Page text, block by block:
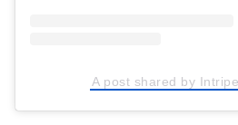
A post shared by